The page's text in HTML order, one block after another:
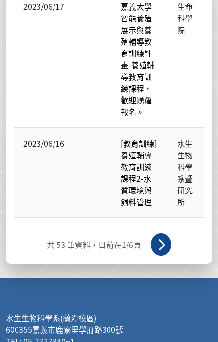
2023/06/17
嘉義大學
智能養殖
展示與養
殖輔導教
育訓練計
畫-養殖輔
導教育訓
練課程，
歡迎踴躍
報名。
生命
科學
院
2023/06/16
[教育訓練]
養殖輔導
教育訓練
課程2-水
質環境與
飼料管理
水生
生物
科學
系暨
研究
所
共53 筆資料，目前在1/6頁
水生生物科學系(蘭潭校區)
600355嘉義市鹿寮里學府路300號